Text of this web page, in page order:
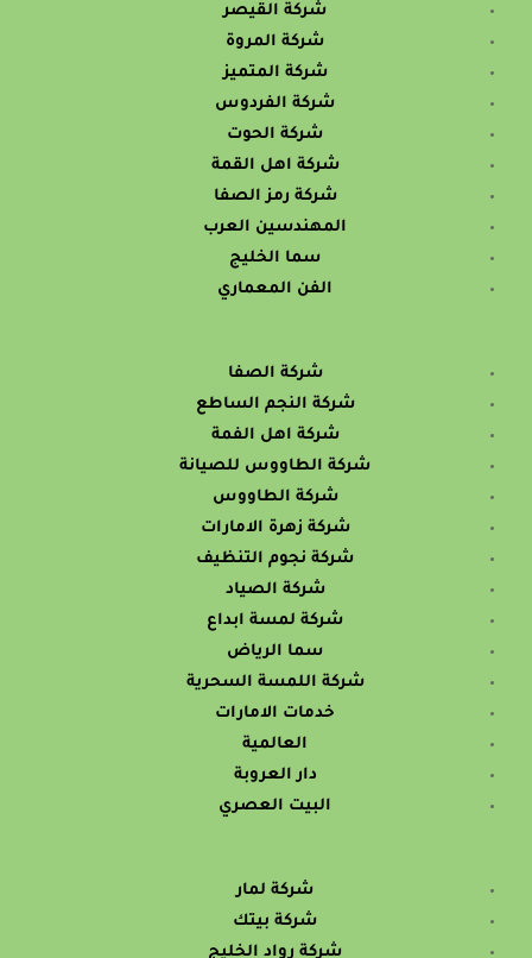
شركة القيصر
شركة المروة
شركة المتميز
شركة الفردوس
شركة الحوت
شركة اهل القمة
شركة رمز الصفا
المهندسين العرب
سما الخليج
الفن المعماري
شركة الصفا
شركة النجم الساطع
شركة اهل الفمة
شركة الطاووس للصيانة
شركة الطاووس
شركة زهرة الامارات
شركة نجوم التنظيف
شركة الصياد
شركة لمسة ابداع
سما الرياض
شركة اللمسة السحرية
خدمات الامارات
العالمية
دار العروبة
البيت العصري
شركة لمار
شركة بيتك
شركة رواد الخليج